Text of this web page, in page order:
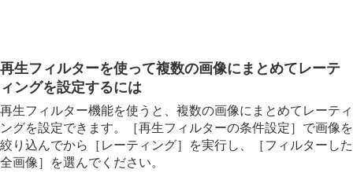
再生フィルターを使って複数の画像にまとめてレーテ
ィングを設定するには
再生フィルター機能を使うと、複数の画像にまとめてレーティ
ングを設定できます。
［再生フィルターの条件設定］ で画像を
絞り込んでから
［レーティング］ を実行し、
［フィルターした
全画像］
を選んでください。